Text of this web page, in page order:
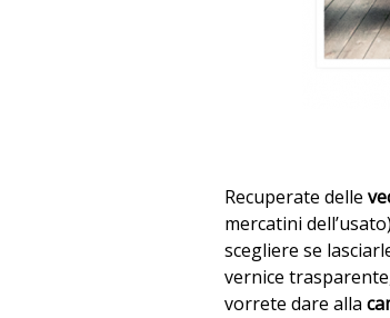
Recuperate delle
mercatini
scegliere se
vernice
vorrete dare alla